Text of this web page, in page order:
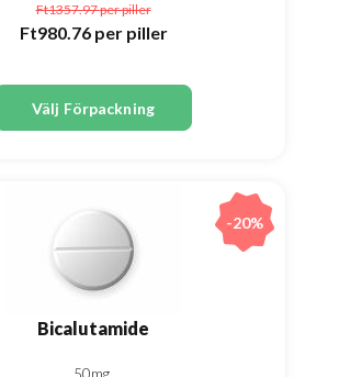
Ft1357.97per piller
Ft980.76 per piller
Välj Förpackning
Bicalutamide
-20%